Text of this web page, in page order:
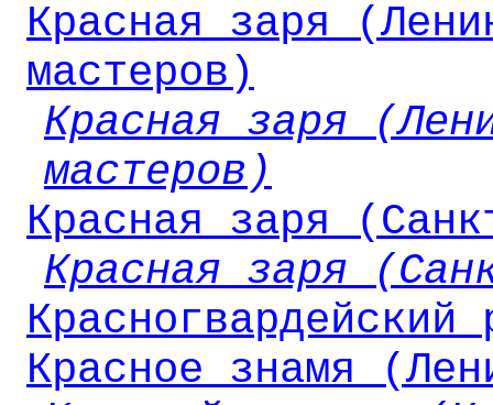
Красная заря
мастеров)
Красная заря
мастеров)
Красная заря
Красная заря
Красное знамя